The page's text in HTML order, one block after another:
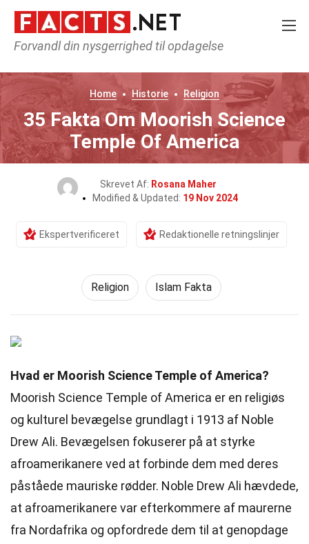
Forvandl din nysgerrighed til opdagelse
Home Historie Religion
35 Fakta Om Moorish Science
Temple Of America
Skrevet Af: Rosana Maher
Modified & Updated: 19 Nov 2024
Ekspertverificeret Redaktionelle retningslinjer
Religion Islam Fakta
Hvad er Moorish Science Temple of America?
Moorish Science Temple of America er en religiøs
og kulturel bevægelse grundlagt i 1913 af Noble
Drew Ali. Bevægelsen fokuserer på at styrke
afroamerikanere ved at forbinde dem med deres
påståede mauriske rødder. Noble Drew Ali hævdede,
at afroamerikanere var efterkommere af maurerne
fra Nordafrika og opfordrede dem til at genopdage